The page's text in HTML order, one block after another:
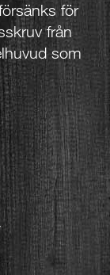
för
från
som